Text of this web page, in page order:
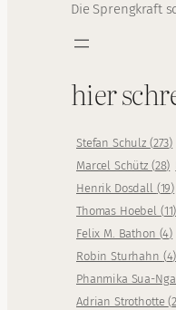
Die Sprengkraft
hier
Stefan Schulz (273)
Marcel Schütz (28)
Henrik Dosdall (19)
Thomas Hoebel (11)
Felix M. Bathon (4)
Robin Sturhahn (4)
Phanmika Sua-
Adrian Strothotte(2